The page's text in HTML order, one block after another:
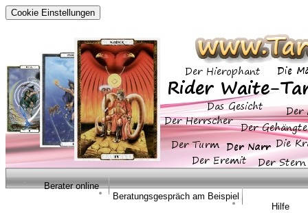
Cookie Einstellungen
Berater online
Beratungsgespräch am Beispiel
Hilfe